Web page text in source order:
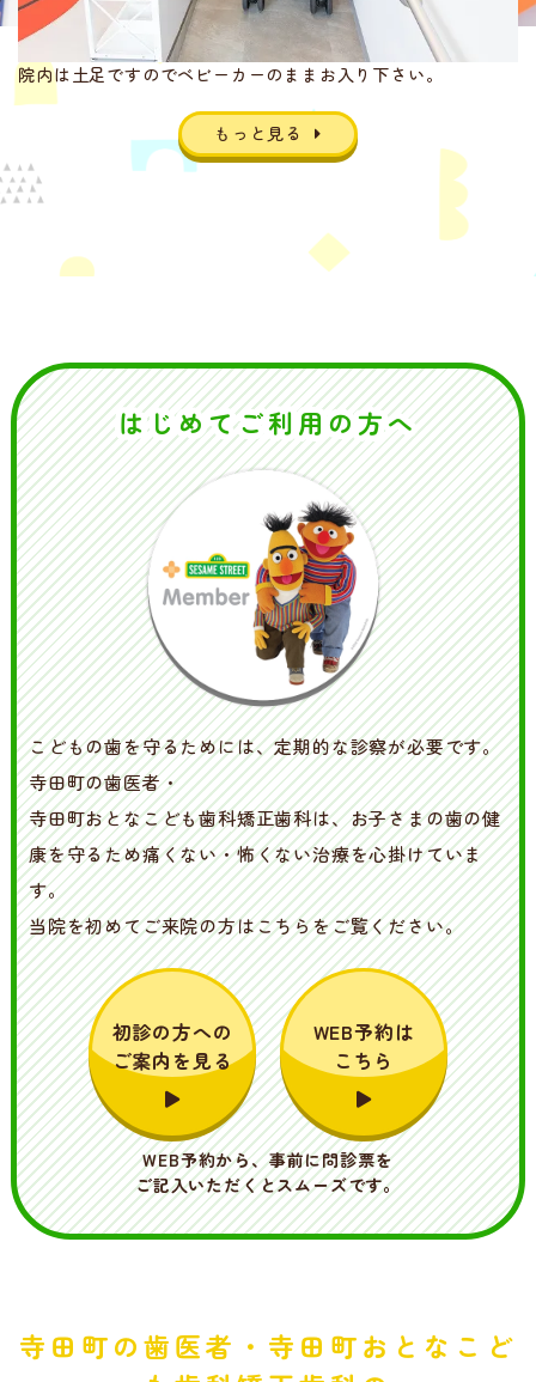
院内は土足ですのでベビーカーのままお入り下さい。
もっと見る
はじめてご利用の方へ
こどもの歯を守るためには、定期的な診察が必要です。
寺田町の歯医者・
寺田町おとなこども歯科矯正歯科は、お子さまの歯の健
康を守るため痛くない・怖くない治療を心掛けていま
す。
当院を初めてご来院の方はこちらをご覧ください。
初診の方への
ご案内を見る
WEB予約は
こちら
WEB予約から、事前に問診票を
ご記入いただくとスムーズです。
寺田町の歯医者・寺田町おとなこど